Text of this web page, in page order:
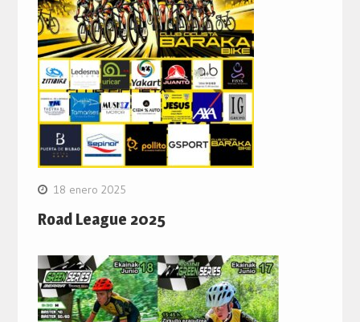
18 enero 2025
Road League 2025